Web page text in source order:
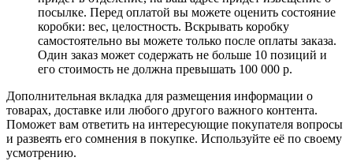
посылке. Перед оплатой вы можете оценить состояние
коробки: вес, целостность. Вскрывать коробку
самостоятельно вы можете только после оплаты заказа.
Один заказ может содержать не больше 10 позиций и
его стоимость не должна превышать 100 000 р.
Дополнительная вкладка для размещения информации о
товарах, доставке или любого другого важного контента.
Поможет вам ответить на интересующие покупателя вопросы
и развеять его сомнения в покупке. Используйте её по своему
усмотрению.